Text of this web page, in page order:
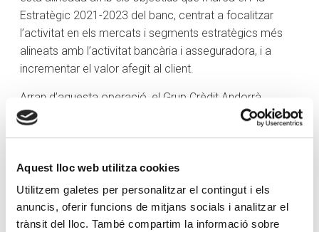
Aquest lloc web utilitza cookies
Utilitzem galetes per personalitzar el contingut i els
anuncis, oferir funcions de mitjans socials i analitzar el
trànsit del lloc. També compartim la informació sobre
Estratègic 2021-2023 del banc, centrat a focalitzar
l’activitat en els mercats i segments estratègics més
alineats amb l’activitat bancària i asseguradora, i a
incrementar el valor afegit al client.
Arran d’aquesta operació, el Grup Crèdit Andorrà
centrarà la seva activitat asseguradora, que continua
per a la part d’estalvi, i d’una aliança amb Caser
Seguros tant en el negoci de vida (bancassegurances)
com en el de no vida. En relació amb el mercat
espanyol, el Grup manté la participació a CA Life